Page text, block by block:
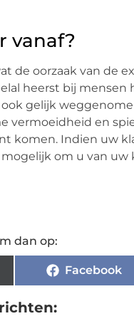
vanaf?
de oorzaak van de
heerst bij
gelijk
vermoeidheid en
komen. Indien uw
om u van uw
dan op:
Facebook